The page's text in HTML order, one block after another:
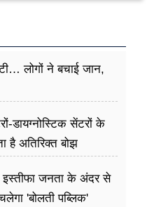
लोगों ने बचाई जान,
डायग्नोस्टिक सेंटरों के
है अ​तिरिक्त बोझ
इस्तीफा जनता के अंदर से
'बोलती पब्लिक'